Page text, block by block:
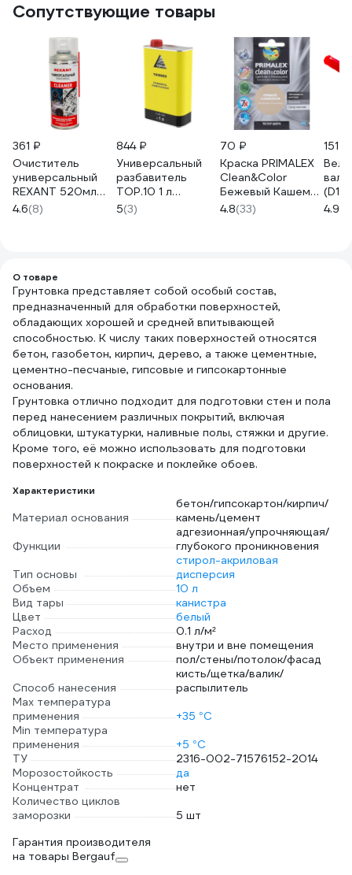
Сопутствующие товары
361 ₽
Очиститель
универсальный
REXANT 520мл
(400мл), аэрозоль
85-0002
4.6(8)
844 ₽
Универсальный
разбавитель
TOP.10 1 л
10.505.1000.
5(3)
70 ₽
Краска PRIMALEX
Clean&Color
Бежевый Кашемир
PMX-CC3
4.8(33)
151 ₽
4
4.9
О товаре
Грунтовка представляет собой особый состав,
предназначенный для обработки поверхностей,
обладающих хорошей и средней впитывающей
способностью. К числу таких поверхностей относятся
бетон, газобетон, кирпич, дерево, а также цементные,
цементно-песчаные, гипсовые и гипсокартонные
основания.
Грунтовка отлично подходит для подготовки стен и пола
перед нанесением различных покрытий, включая
облицовки, штукатурки, наливные полы, стяжки и другие.
Кроме того, её можно использовать для подготовки
поверхностей к покраске и поклейке обоев.
Характеристики
Материал основания
бетон/гипсокартон/кирпич/
камень/цемент
Функции
адгезионная/упрочняющая/
глубокого проникновения
Тип основы
стирол-акриловая
дисперсия
Объем
10 л
Вид тары
канистра
Цвет
белый
Расход
0.1 л/м²
Место применения
внутри и вне помещения
Объект применения
пол/стены/потолок/фасад
Способ нанесения
кисть/щетка/валик/
распылитель
Max температура
применения
+35 °С
Min температура
применения
+5 °С
ТУ
2316-002-71576152-2014
Морозостойкость
да
Концентрат
нет
Количество циклов
заморозки
5 шт
Гарантия производителя
на товары Bergauf